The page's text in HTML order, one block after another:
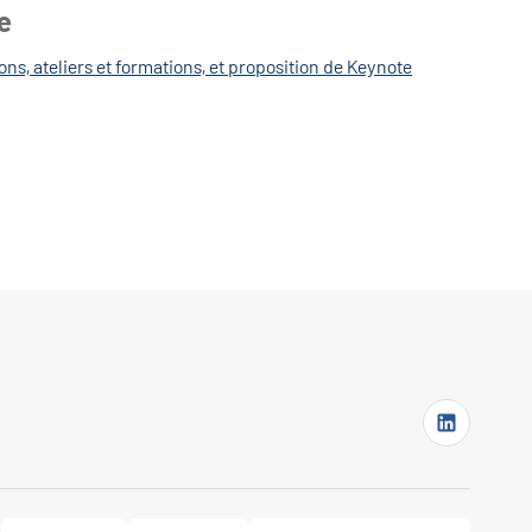
ateliers et formations, et proposition de Keynote